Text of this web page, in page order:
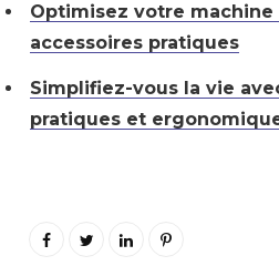
Optimisez votre machine
accessoires pratiques
Simplifiez-vous la vie
pratiques et